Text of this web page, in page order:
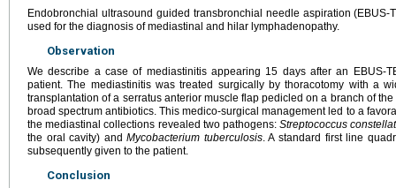
Endobronchial ultrasound guided transbronchial needle aspiration
used for the diagnosis of mediastinal and hilar lymphadenopathy.
Observation
We describe a case of mediastinitis appearing 15 days after an EBUS-
patient. The mediastinitis was treated surgically by thoracotomy with a
transplantation of a serratus anterior muscle flap pedicled on a branch of
broad spectrum antibiotics. This medico-surgical management led to a
the mediastinal collections revealed two pathogens:Streptococcus
the oral cavity) andMycobacterium tuberculosis. A standard first line
subsequently given to the patient.
Conclusion